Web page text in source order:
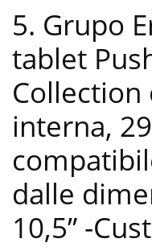
5. Grupo
tablet
Collection
interna,
dalle
10,5” -